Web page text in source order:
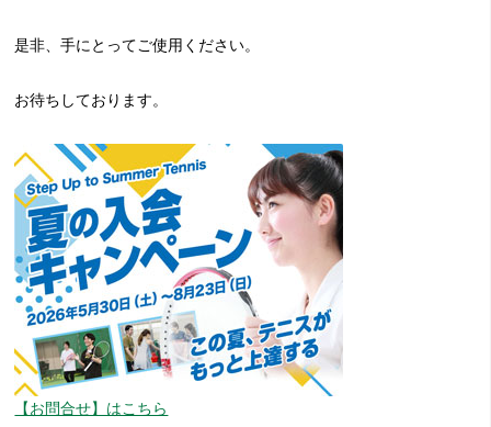
是非、手にとってご使用ください。
お待ちしております。
【お問合せ】はこちら